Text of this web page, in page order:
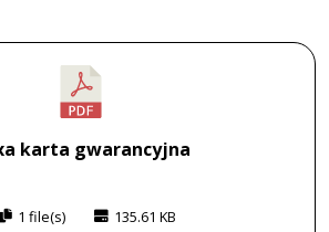
karta gwarancyjna
1 file(s) 135.61 KB